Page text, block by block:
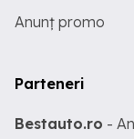
Anunț promo
Parteneri
Bestauto.ro -